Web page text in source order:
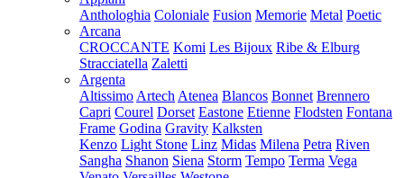
Anthologhia Coloniale Fusion Memorie Metal Poetic
Arcana
CROCCANTE Komi Les Bijoux Ribe & Elburg
Stracciatella Zaletti
Argenta
Altissimo Artech Atenea Blancos Bonnet Brennero
Capri Courel Dorset Eastone Etienne Flodsten Fontana
Frame Godina Gravity Kalksten
Kenzo Light Stone Linz Midas Milena Petra Riven
Sangha Shanon Siena Storm Tempo Terma Vega